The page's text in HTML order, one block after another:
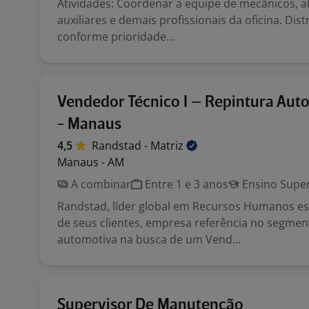
Atividades: Coordenar a equipe de mecânicos,
auxiliares e demais profissionais da oficina.
conforme prioridade...
Vendedor Técnico I – Repintura
- Manaus
4,5 Randstad - Matriz
Manaus - AM
A combinar
Entre 1 e 3 anos Ensino
Randstad, líder global em Recursos Humanos
de seus clientes, empresa referência no
automotiva na busca de um Vend...
Supervisor De Manutenção